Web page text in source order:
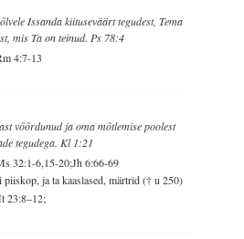
Issanda kiituseväärt tegudest, Tema
mis Ta on teinud. Ps 78:4
4:7-13
võõrdunud ja oma mõtlemise poolest
tegudega. Kl 1:21
32:1-6,15-20;Jh 6:66-69
ja ta kaaslased, märtrid († u 250)
23:8–12;